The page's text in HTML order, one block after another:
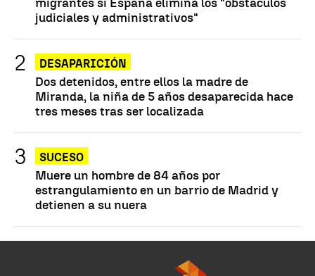
judiciales y administrativos"
DESAPARICIÓN
Dos detenidos, entre ellos la madre de
Miranda, la niña de 5 años desaparecida hace
tres meses tras ser localizada
SUCESO
Muere un hombre de 84 años por
estrangulamiento en un barrio de Madrid y
detienen a su nuera